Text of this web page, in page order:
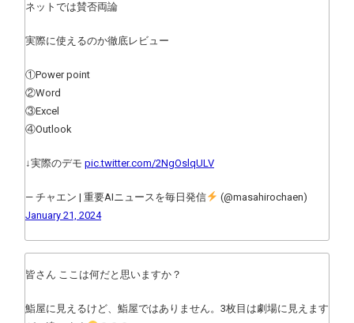
ネットでは賛否両論
実際に使えるのか徹底レビュー
①Power point
②Word
③Excel
④Outlook
↓実際のデモ pic.twitter.com/2NgOslqULV
— チャエン | 重要AIニュースを毎日発信
(@masahirochaen)
January 21, 2024
皆さん ここは何だと思いますか？
鮨屋に見えるけど、鮨屋ではありません。3枚目は劇場に見えます